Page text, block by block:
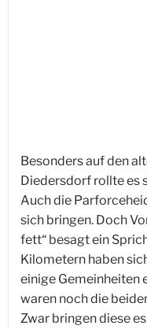
Besonders auf den
Diedersdorf rollte es
Auch die
sich bringen. Doch
fett“ besagt ein
Kilometern haben
einige Gemeinheiten
waren noch die
Zwar bringen diese